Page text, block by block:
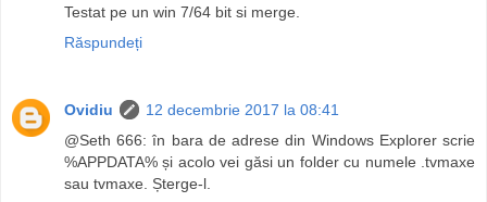
Testat pe un win 7/64 bit si merge.
Răspundeți
Ovidiu
12 decembrie 2017 la 08:41
@Seth 666: în bara de adrese din Windows Explorer scrie
%APPDATA% și acolo vei găsi un folder cu numele .tvmaxe
sau tvmaxe. Șterge-l.